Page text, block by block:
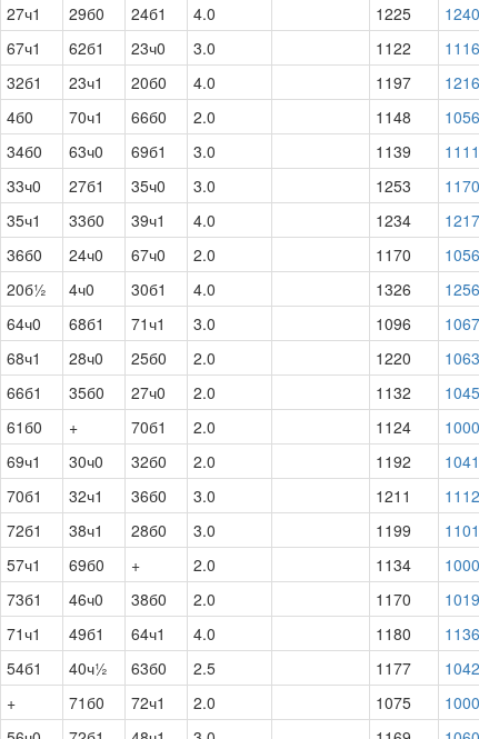
27ч1 29б0 24б1 4.0 1225 1240
67ч1 62б1 23ч0 3.0 1122 1116
32б1 23ч1 20б0 4.0 1197 1216
4б0 70ч1 66б0 2.0 1148 1056
34б0 63ч0 69б1 3.0 1139 1111
33ч0 27б1 35ч0 3.0 1253 1170
35ч1 33б0 39ч1 4.0 1234 1217
36б0 24ч0 67ч0 2.0 1170 1056
20б½ 4ч0 30б1 4.0 1326 1256
64ч0 68б1 71ч1 3.0 1096 1067
68ч1 28ч0 25б0 2.0 1220 1063
66б1 35б0 27ч0 2.0 1132 1045
61б0 + 70б1 2.0 1124 1000
69ч1 30ч0 32б0 2.0 1192 1041
70б1 32ч1 36б0 3.0 1211 1112
72б1 38ч1 28б0 3.0 1199 1101
57ч1 69б0 + 2.0 1134 1000
73б1 46ч0 38б0 2.0 1170 1019
71ч1 49б1 64ч1 4.0 1180 1136
54б1 40ч½ 63б0 2.5 1177 1042
+ 71б0 72ч1 2.0 1075 1000